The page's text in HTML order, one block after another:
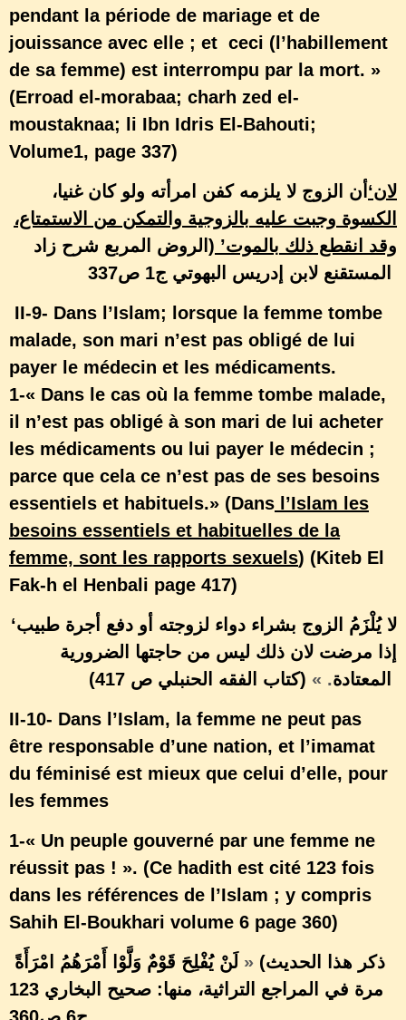
pendant la période de mariage et de
jouissance avec elle ; et ceci (l’habillement
de sa femme) est interrompu par la mort. »
(Erroad el-morabaa; charh zed el-
moustaknaa; li Ibn Idris El-Bahouti;
Volume1, page 337)
أن الزوج لا يلزمه كفن امرأته ولو كان غنيا، ‘لان
الكسوة وجبت عليه بالزوجية والتمكن من الاستمتاع،
وقد انقطع ذلك بالموت’ (الروض المربع شرح زاد
II-9- Dans l’Islam; lorsque la femme tombe
malade, son mari n’est pas obligé de lui
payer le médecin et les médicaments.
1-« Dans le cas où la femme tombe malade,
il n’est pas obligé à son mari de lui acheter
les médicaments ou lui payer le médecin ;
parce que cela ce n’est pas de ses besoins
essentiels et habituels.» (Dans l’Islam les
besoins essentiels et habituelles de la
femme, sont les rapports sexuels) (Kiteb El
Fak-h el Henbali page 417)
‘لا يُلْزَمُ الزوج بشراء دواء لزوجته أو دفع أجرة طبيب
إذا مرضت لان ذلك ليس من حاجتها الضرورية
المعتادة. »
II-10- Dans l’Islam, la femme ne peut pas
être responsable d’une nation, et l’imamat
du féminisé est mieux que celui d’elle, pour
les femmes
1-« Un peuple gouverné par une femme ne
réussit pas ! ». (Ce hadith est cité 123 fois
dans les références de l’Islam ; y compris
Sahih El-Boukhari volume 6 page 360)
لَنْ يُفْلِحَ قَوْمٌ وَلَّوْا أَمْرَهُمُ امْرَأَةً » (ذكر هذا الحديث
123 مرة في المراجع التراثية، منها: صحيح البخاري